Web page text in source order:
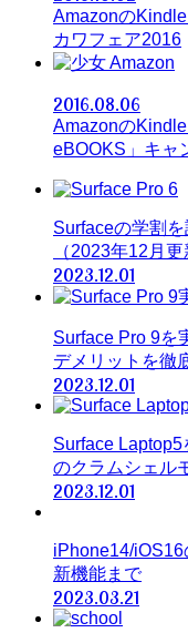
Amazonの
カワフェア2016
Amazon
2016.08.06
Amazonの
eBOOKS」キャ
Surfaceの学割
（2023年12月更
2023.12.01
Surface Pro 9を
デメリットを徹
2023.12.01
Surface
のクラムシェル
2023.12.01
iPhone14/
新機能まで
2023.03.21